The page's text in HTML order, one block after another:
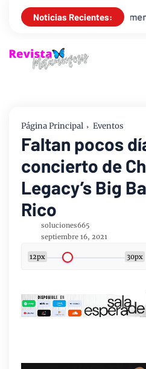
Noticias Recientes:
revive el mensaje de la
Página Principal Eventos
Faltan pocos
concierto de
Legacy’s Big
Rico
soluciones665
septiembre 16, 2021
12px 30px